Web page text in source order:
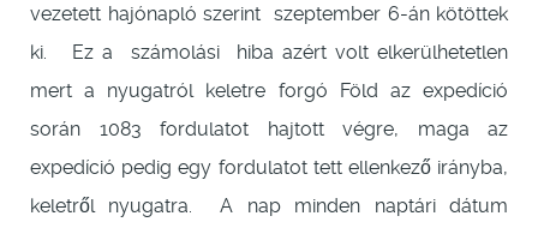
vezetett hajónapló szerint szeptember 6-án kötöttek
ki. Ez a számolási hiba azért volt elkerülhetetlen
mert a nyugatról keletre forgó Föld az expedíció
során 1083 fordulatot hajtott végre, maga az
expedíció pedig egy fordulatot tett ellenkező irányba,
keletről nyugatra. A nap minden naptári dátum